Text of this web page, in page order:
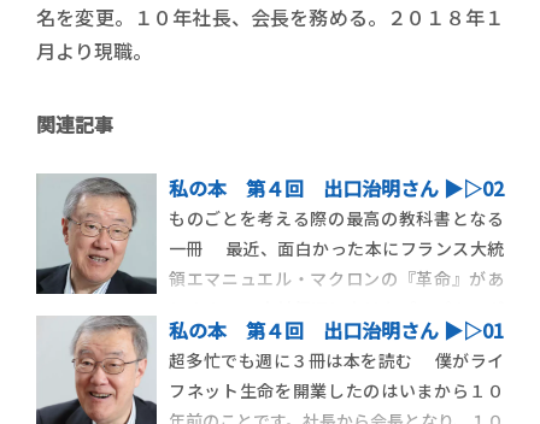
名を変更。１０年社長、会長を務める。２０１８年１
月より現職。
関連記事
私の本 第４回 出口治明さん ▶︎▷02
ものごとを考える際の最高の教科書となる
一冊 最近、面白かった本にフランス大統
領エマニュエル・マクロンの『革命』があ
の本だと思ったのであまり食指が動かなか
ったのですが、最初の１０ページを読んで
引き込まれました。 この本は、ものごと
私の本 第４回 出口治明さん ▶︎▷01
超多忙でも週に３冊は本を読む 僕がライ
フネット生命を開業したのはいまから１０